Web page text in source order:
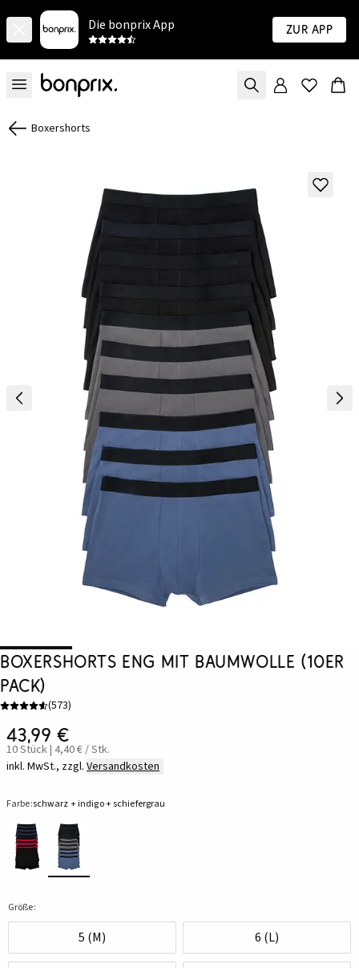
Die bonprix App Zur App
Boxershorts
Boxershorts eng mit Baumwolle (10er
Pack)
(573)
43,99 €
10 Stück | 4,40 € / Stk.
inkl. MwSt., zzgl. Versandkosten
Farbe:schwarz + indigo + schiefergrau
Größe:
5 (M) 6 (L)